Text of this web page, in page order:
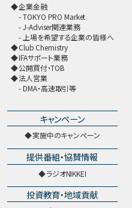
企業金融
TOKYO PRO Market
J-Adviser関連業務
上場を希望する企業の皆様へ
Club Chemistry
IFAサポート業務
公開買付・TOB
法人営業
DMA・高速取引等
キャンペーン
実施中のキャンペーン
提供番組・協賛情報
ラジオNIKKEI
投資教育・地域貢献